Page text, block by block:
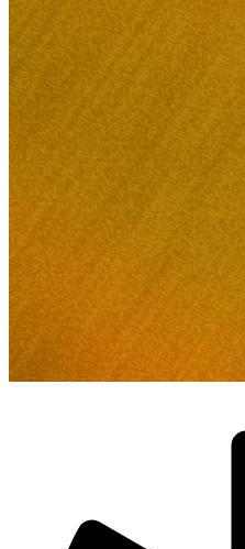
Všechny
podporované
marketplaces
Prohlédněte
všech
130+
marketplaces,
které
podporujeme.